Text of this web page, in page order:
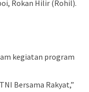
Rokan Hilir (Rohil).
kegiatan program
Bersama Rakyat,”